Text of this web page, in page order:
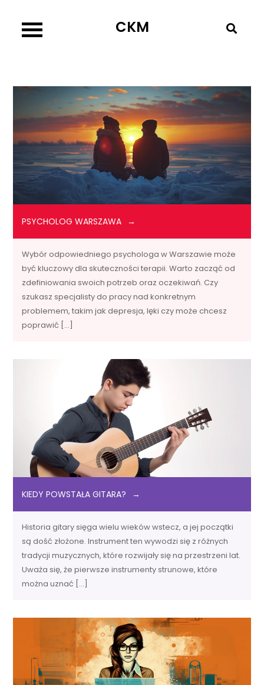
content
CKM
PSYCHOLOG WARSZAWA
Wybór odpowiedniego psychologa w Warszawie może
być kluczowy dla skuteczności terapii. Warto zacząć od
zdefiniowania swoich potrzeb oraz oczekiwań. Czy
szukasz specjalisty do pracy nad konkretnym
problemem, takim jak depresja, lęki czy może chcesz
poprawić […]
KIEDY POWSTAŁA GITARA?
Historia gitary sięga wielu wieków wstecz, a jej początki
są dość złożone. Instrument ten wywodzi się z różnych
tradycji muzycznych, które rozwijały się na przestrzeni lat.
Uważa się, że pierwsze instrumenty strunowe, które
można uznać […]